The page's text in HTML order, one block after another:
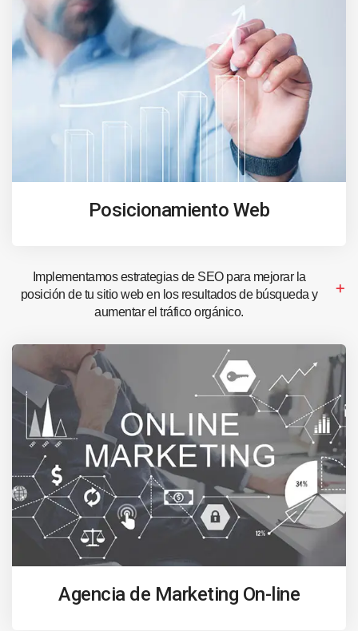
Posicionamiento Web
Implementamos estrategias de SEO para mejorar la
posición de tu sitio web en los resultados de búsqueda y
aumentar el tráfico orgánico.
Agencia de Marketing On-line